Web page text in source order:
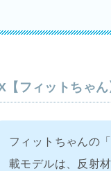
フィットちゃん
フィットちゃんの
載モデルは、反射